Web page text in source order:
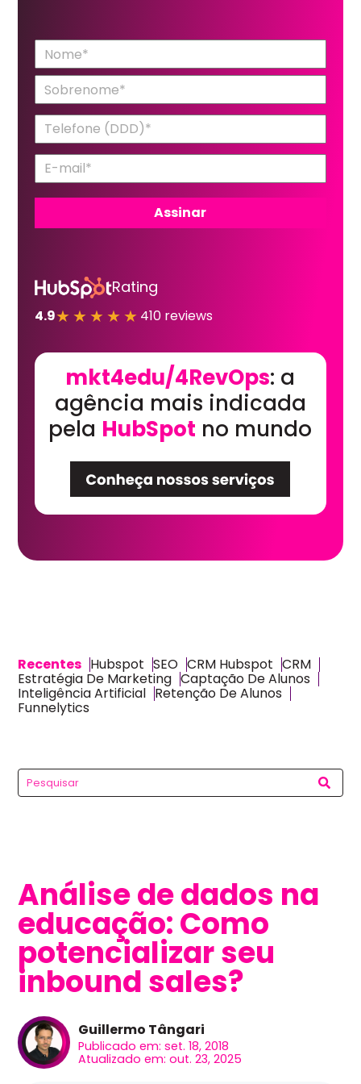
Rating
4.9★★★★★ 410 reviews
mkt4edu/4RevOps: a
agência mais indicada
pela HubSpot no mundo
Recentes Hubspot SEO CRM Hubspot CRM
Estratégia De Marketing Captação De Alunos
Inteligência Artificial Retenção De Alunos
Funnelytics
Análise de dados na
educação: Como
potencializar seu
inbound sales?
Guillermo Tângari
Publicado em: set. 18, 2018
Atualizado em: out. 23, 2025